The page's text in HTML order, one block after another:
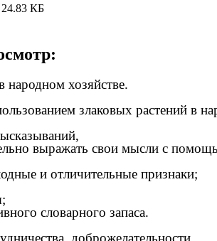
24.83 КБ
народном хозяйстве.
злаковых растений в
выражать свои мысли с
и отличительные признаки;
словарного запаса.
доброжелательности,